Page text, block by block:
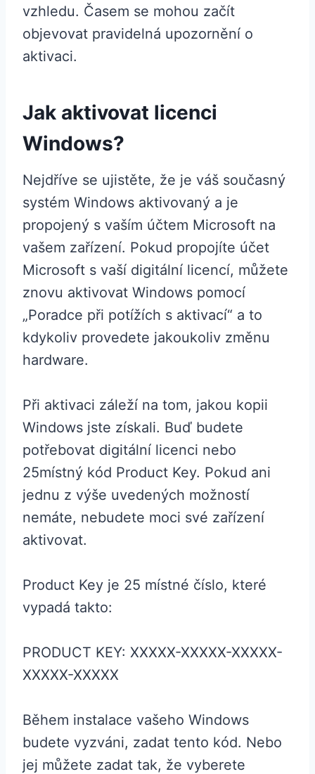
vzhledu. Časem se mohou začít
objevovat pravidelná upozornění o
aktivaci.
Jak aktivovat licenci
Windows?
Nejdříve se ujistěte, že je váš současný
systém Windows aktivovaný a je
propojený s vaším účtem Microsoft na
vašem zařízení. Pokud propojíte účet
Microsoft s vaší digitální licencí, můžete
znovu aktivovat Windows pomocí
„Poradce při potížích s aktivací“ a to
kdykoliv provedete jakoukoliv změnu
hardware.
Při aktivaci záleží na tom, jakou kopii
Windows jste získali. Buď budete
potřebovat digitální licenci nebo
25místný kód Product Key. Pokud ani
jednu z výše uvedených možností
nemáte, nebudete moci své zařízení
aktivovat.
Product Key je 25 místné číslo, které
vypadá takto:
PRODUCT KEY: XXXXX-XXXXX-XXXXX-
XXXXX-XXXXX
Během instalace vašeho Windows
budete vyzváni, zadat tento kód. Nebo
jej můžete zadat tak, že vyberete